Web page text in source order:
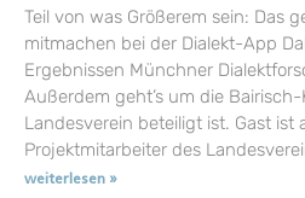
Teil von was Größerem sein: Das
mitmachen bei der Dialekt-App
Ergebnissen Münchner
Außerdem geht’s um die
Landesverein beteiligt ist. Gast ist
Projektmitarbeiter des
weiterlesen »